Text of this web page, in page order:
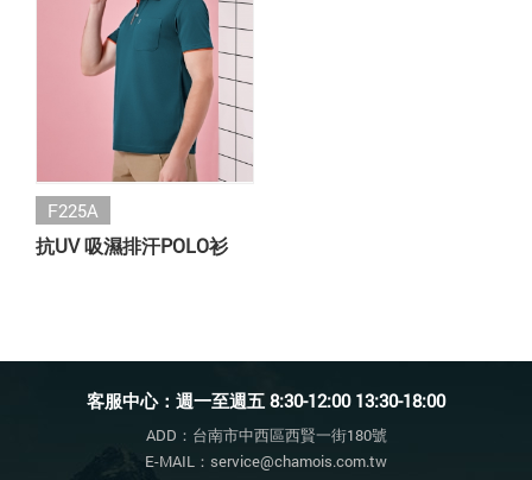
F225A
抗UV 吸濕排汗POLO衫
客服中心：週一至週五 8:30-12:00 13:30-18:00
ADD：台南市中西區西賢一街180號
E-MAIL：service@chamois.com.tw